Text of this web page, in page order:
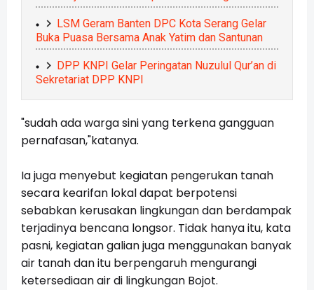
LSM Geram Banten DPC Kota Serang Gelar
Buka Puasa Bersama Anak Yatim dan Santunan
DPP KNPI Gelar Peringatan Nuzulul Qur’an di
Sekretariat DPP KNPI
"sudah ada warga sini yang terkena gangguan
pernafasan,"katanya.
Ia juga menyebut kegiatan pengerukan tanah
secara kearifan lokal dapat berpotensi
sebabkan kerusakan lingkungan dan berdampak
terjadinya bencana longsor. Tidak hanya itu, kata
pasni, kegiatan galian juga menggunakan banyak
air tanah dan itu berpengaruh mengurangi
ketersediaan air di lingkungan Bojot.